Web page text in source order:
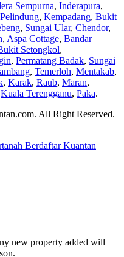
Sempurna, Inderapura,
Pelindung, Kempadang, Bukit
, Sungai Ular, Chendor,
, Aspa Cottage, Bandar
Setongkol,
, Permatang Badak, Sungai
, Temerloh, Mentakab,
, Karak, Raub, Maran,
Kuala Terengganu, Paka.
All Right Reserved.
Berdaftar Kuantan
new property added will